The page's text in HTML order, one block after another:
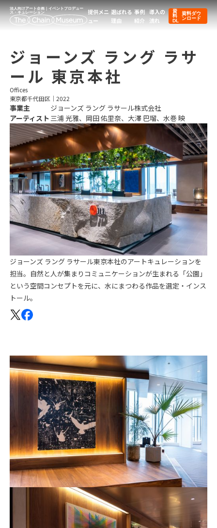
法人向けアート企画｜イベントプロデュー
ス・キュレーション
提供メニ
ュー
選ばれる
理由
事例
紹介
導入の
流れ
資
料
DL
資料ダウ
ンロード
ジョーンズ ラング ラサ
ール 東京本社
Offices
東京都千代田区 ｜ 2022
事業主
ジョーンズ ラング ラサール株式会社
アーティスト 三浦 光雅、岡田 佑里奈、大澤 巴瑠、水巻 映
ジョーンズ ラング ラサール東京本社のアートキュレーションを
担当。自然と人が集まりコミュニケーションが生まれる「公園」
という空間コンセプトを元に、水にまつわる作品を選定・インス
トール。